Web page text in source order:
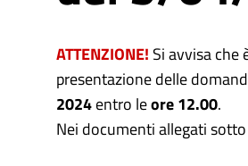
ATTENZIONE! Si avvisa che
presentazione delle
2024entro leore 12.00.
Nei documenti allegati